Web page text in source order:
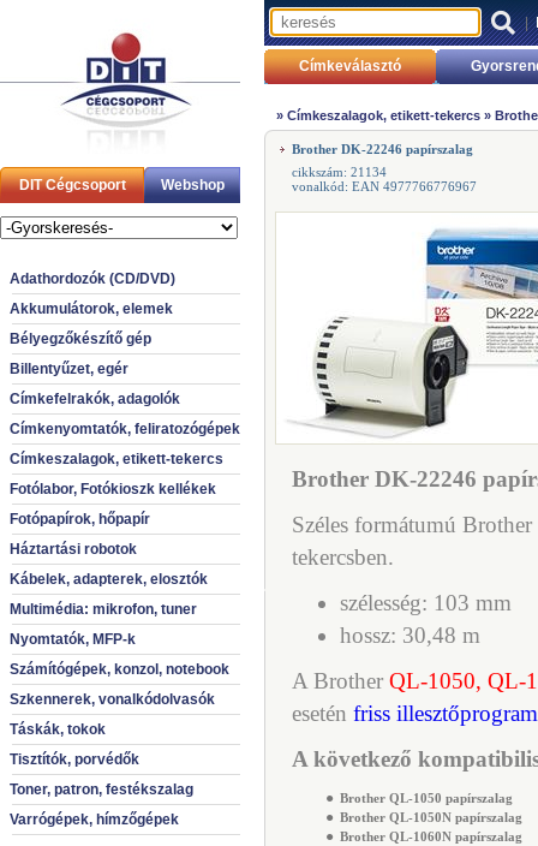
DIT Cégcsoport Webshop
Adathordozók (CD/DVD)
Akkumulátorok, elemek
Bélyegzőkészítő gép
Billentyűzet, egér
Címkefelrakók, adagolók
Címkenyomtatók, feliratozógépek
Címkeszalagok, etikett-tekercs
Fotólabor, Fotókioszk kellékek
Fotópapírok, hőpapír
Háztartási robotok
Kábelek, adapterek, elosztók
Multimédia: mikrofon, tuner
Nyomtatók, MFP-k
Számítógépek, konzol, notebook
Szkennerek, vonalkódolvasók
Táskák, tokok
Tisztítók, porvédők
Toner, patron, festékszalag
Varrógépek, hímzőgépek
|
Címkeválasztó
» Címkeszalagok, etikett-tekercs »
Brother DK-22246 papírszalag
cikkszám: 21134
vonalkód: EAN 4977766776967
Brother DK-22246
Széles formátumú
tekercsben.
szélesség: 103 mm
hossz: 30,48 m
A Brother QL-1050, QL-
esetén friss
A következő
● Brother QL-1050 papírszalag
● Brother QL-1050N papírszalag
● Brother QL-1060N papírszalag